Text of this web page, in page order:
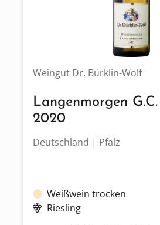
Weingut Dr. Bürklin-Wolf
Langenmorgen
2020
Deutschland | Pfalz
Weißwein trocken
Riesling